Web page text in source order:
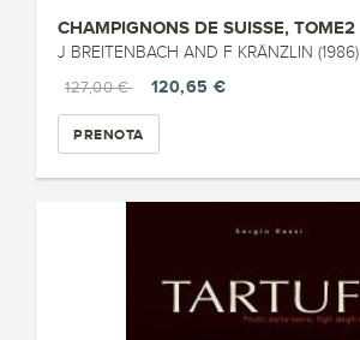
CHAMPIGNONS DE SUISSE, TOME2
J BREITENBACH AND F KRÄNZLIN (1986)
127,00 €
120,65 €
PRENOTA